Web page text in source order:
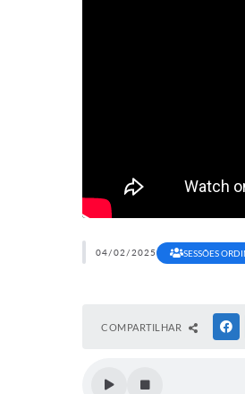
04/02/2025 SESSÕES
COMPARTILHAR